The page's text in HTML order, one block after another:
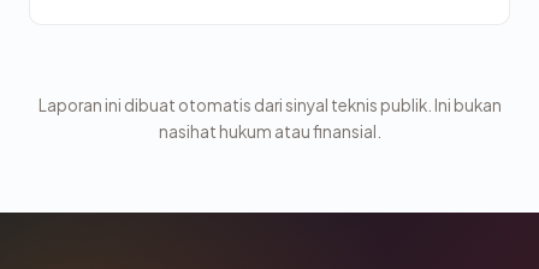
Laporan ini dibuat otomatis dari sinyal teknis publik. Ini bukan
nasihat hukum atau finansial.